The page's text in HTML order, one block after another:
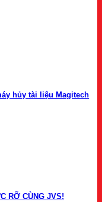
hủy tài liệu Magitech
RỠ CÙNG JVS!